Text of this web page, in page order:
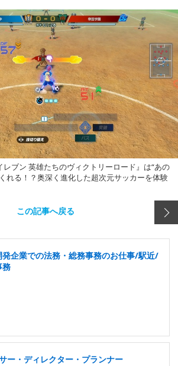
ブン 英雄たちのヴィクトリーロード』は“あの
れる！？奥深く進化した超次元サッカーを体験
この記事へ戻る
企業での法務・総務事務のお仕事/駅近/
務
ー・ディレクター・プランナー